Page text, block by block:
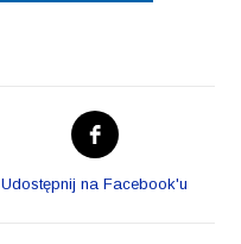
Opens
in
new
Udostępnij na Facebook'u